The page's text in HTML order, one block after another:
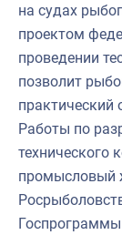
на судах
проектом
проведении
позволит
практический
Работы по
технического
промысловый
Госпрограммы